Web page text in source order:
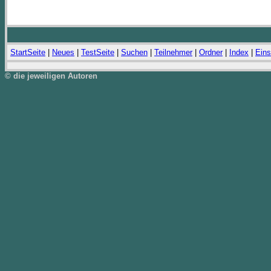
StartSeite Neues TestSeite Suchen Teilnehmer| Ordner| Index
© die jeweiligen Autoren